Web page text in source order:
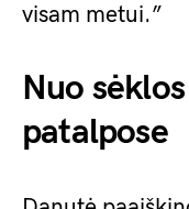
visam metui.”
Nuo
patalpose